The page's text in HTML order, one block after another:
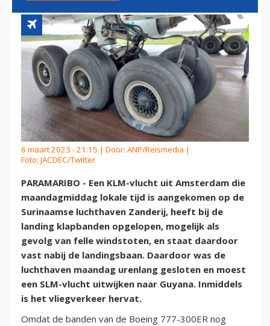
6 maart 2023 - 21:15 | Door: ANP/Reismedia |
Foto: JACDEC/Twitter
PARAMARIBO - Een KLM-vlucht uit Amsterdam die
maandagmiddag lokale tijd is aangekomen op de
Surinaamse luchthaven Zanderij, heeft bij de
landing klapbanden opgelopen, mogelijk als
gevolg van felle windstoten, en staat daardoor
vast nabij de landingsbaan. Daardoor was de
luchthaven maandag urenlang gesloten en moest
een SLM-vlucht uitwijken naar Guyana. Inmiddels
is het vliegverkeer hervat.
Omdat de banden van de Boeing 777-300ER nog